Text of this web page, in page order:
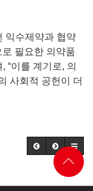
익수제약과 협약
필요한 의약품
“이를 계기로, 의
사회적 공헌이 더